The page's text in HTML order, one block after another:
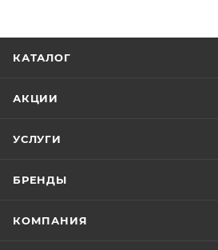
КАТАЛОГ
АКЦИИ
УСЛУГИ
БРЕНДЫ
КОМПАНИЯ